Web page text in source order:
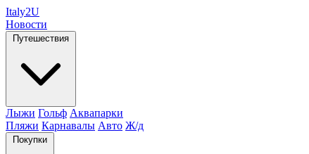
Italy2U
Новости
Путешествия
Лыжи Гольф Аквапарки
Пляжи Карнавалы Авто Ж/д
Покупки